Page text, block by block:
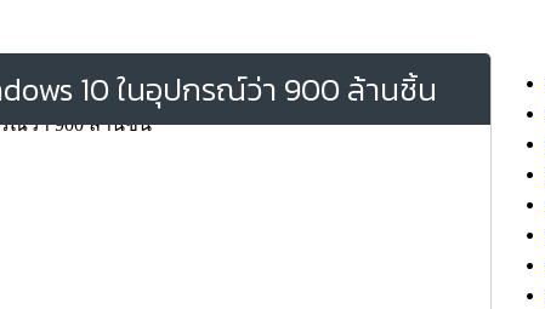
10 ในอุปกรณ์ว่า 900 ล้านชิ้น